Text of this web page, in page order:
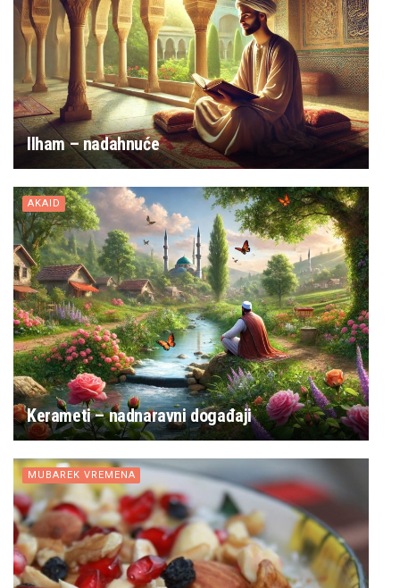
Ilham – nadahnuće
AKAID
Kerameti – nadnaravni događaji
MUBAREK VREMENA